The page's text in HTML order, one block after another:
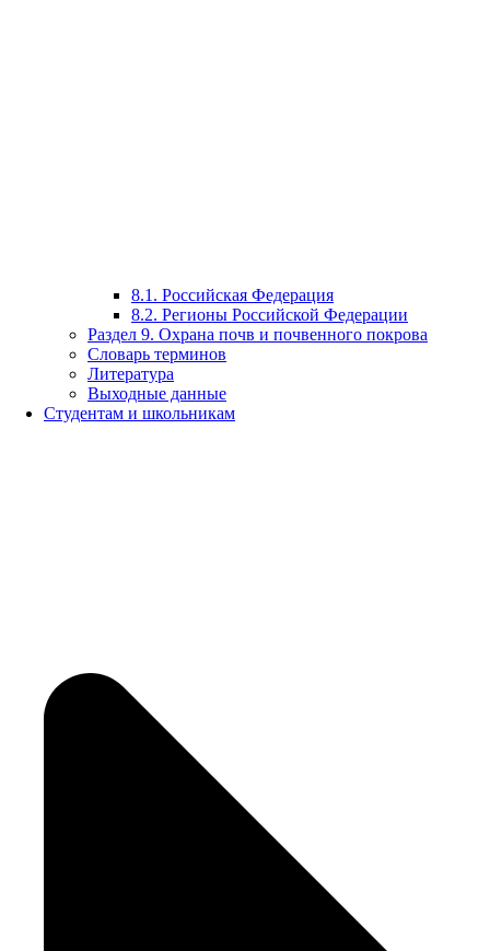
8.1. Российская Федерация
8.2. Регионы Российской Федерации
Раздел 9. Охрана почв и почвенного покрова
Словарь терминов
Литература
Выходные данные
Студентам и школьникам